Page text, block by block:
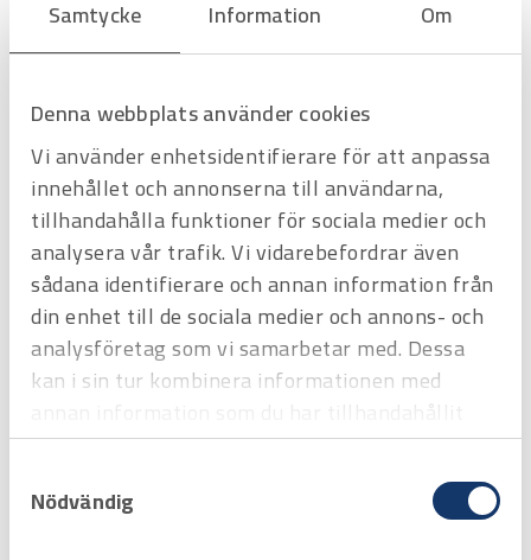
Samtycke Information Om
Denna webbplats använder cookies
Vi använder enhetsidentifierare för att anpassa
innehållet och annonserna till användarna,
tillhandahålla funktioner för sociala medier och
analysera vår trafik. Vi vidarebefordrar även
sådana identifierare och annan information från
din enhet till de sociala medier och annons- och
analysföretag som vi samarbetar med. Dessa
kan i sin tur kombinera informationen med
eller som de har samlat in när du har använt
Nödvändig
Filtrera & Sortera
Art.nr H3108308
kopparanslutningar, mätning och certifiering av partvinnade kablar.